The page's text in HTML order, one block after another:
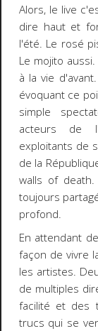
Alors, le live
dire haut et
l'été. Le rosé
Le mojito
à la vie
évoquant ce
simple
acteurs de
exploitants de
de la
walls of
toujours
profond.
En attendant
façon de vivre
les artistes.
de multiples
facilité et des
trucs qui se